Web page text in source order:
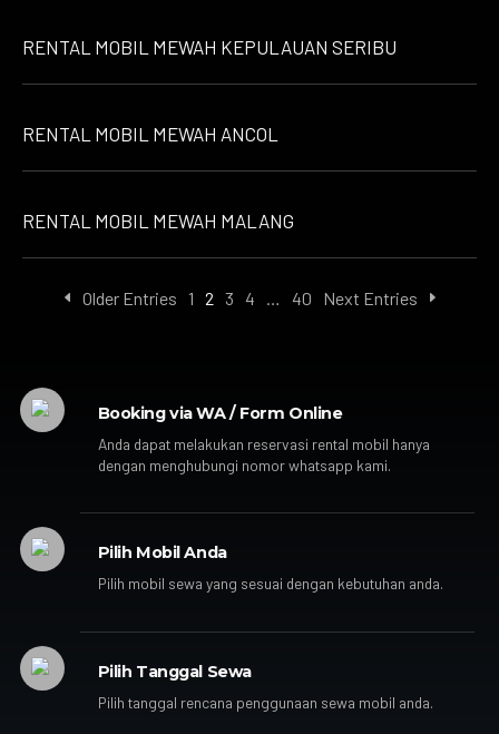
RENTAL MOBIL MEWAH KEPULAUAN SERIBU
RENTAL MOBIL MEWAH ANCOL
RENTAL MOBIL MEWAH MALANG
Older Entries 1 2 3 4 40 Next Entries
Booking via WA / Form Online
Anda dapat melakukan reservasi rental mobil hanya
dengan menghubungi nomor whatsapp kami.
Pilih Mobil Anda
Pilih mobil sewa yang sesuai dengan kebutuhan anda.
Pilih Tanggal Sewa
Pilih tanggal rencana penggunaan sewa mobil anda.